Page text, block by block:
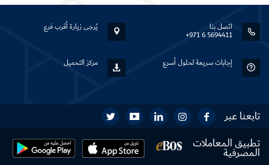
اتصل بنا
+971 6 5694411
يُرجى زيارة أقرب فرع
إجابات سريعة لحلول أسرع مركز التحميل
تابعنا عبر
تطبيق المعاملات
المصرفية